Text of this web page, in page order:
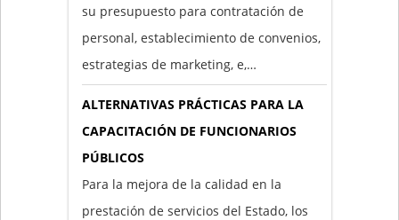
su presupuesto para contratación de
personal, establecimiento de convenios,
estrategias de marketing, e,…
ALTERNATIVAS PRÁCTICAS PARA LA
CAPACITACIÓN DE FUNCIONARIOS
PÚBLICOS
Para la mejora de la calidad en la
prestación de servicios del Estado, los